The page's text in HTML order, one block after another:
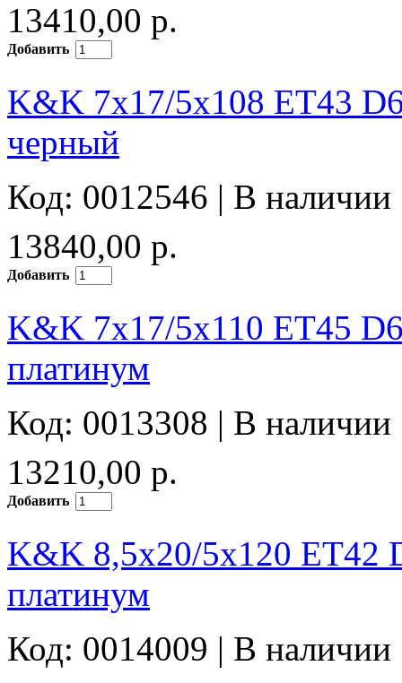
13410,00 р.
Добавить
K&K 7x17/5x108 ET43
черный
Код: 0012546 | В наличии
13840,00 р.
Добавить
K&K 7x17/5x110 ET45
платинум
Код: 0013308 | В наличии
13210,00 р.
Добавить
K&K 8,5x20/5x120 ET42
платинум
Код: 0014009 | В наличии